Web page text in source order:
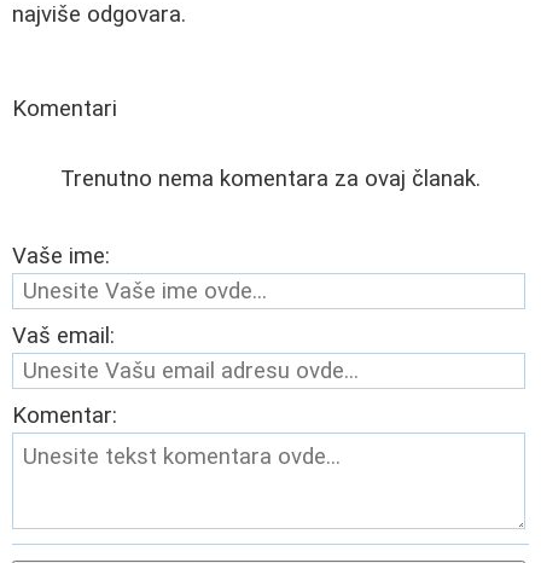
najviše odgovara.
Komentari
Trenutno nema komentara za ovaj članak.
Vaše ime:
Vaš email:
Komentar: